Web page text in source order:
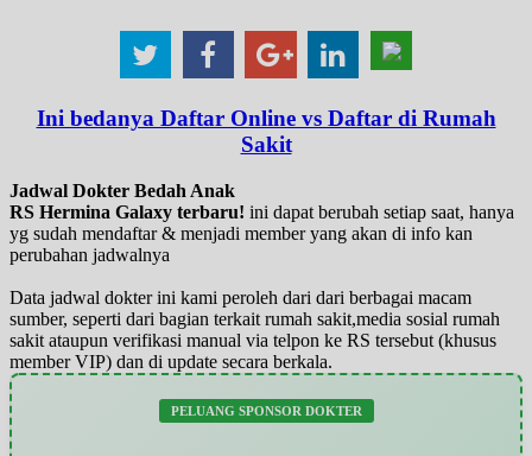
Ini bedanya Daftar Online vs Daftar di Rumah
Sakit
Jadwal Dokter Bedah Anak
RS Hermina Galaxy terbaru! ini dapat berubah setiap saat, hanya
yg sudah mendaftar & menjadi member yang akan di info kan
perubahan jadwalnya
Data jadwal dokter ini kami peroleh dari dari berbagai macam
sumber, seperti dari bagian terkait rumah sakit,media sosial rumah
sakit ataupun verifikasi manual via telpon ke RS tersebut (khusus
member VIP) dan di update secara berkala.
PELUANG SPONSOR DOKTER